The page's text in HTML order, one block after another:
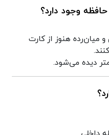
وجود دارد؟
میان‌رده هنوز از کارت
دیده می‌شود.